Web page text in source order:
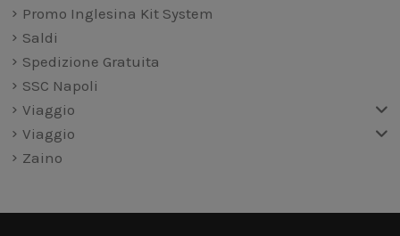
Promo Inglesina Kit System
Saldi
Spedizione Gratuita
SSC Napoli
Viaggio
Viaggio
Zaino